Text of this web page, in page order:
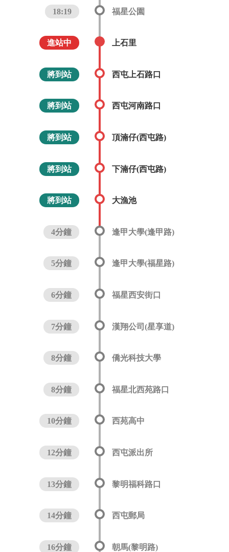
18:19 福星公園
進站中 上石里
將到站 西屯上石路口
將到站 西屯河南路口
將到站 頂湳仔(西屯路)
將到站 下湳仔(西屯路)
將到站 大漁池
4分鐘 逢甲大學(逢甲路)
5分鐘 逢甲大學(福星路)
6分鐘 福星西安街口
7分鐘 漢翔公司(星享道)
8分鐘 僑光科技大學
8分鐘 福星北西苑路口
10分鐘 西苑高中
12分鐘 西屯派出所
13分鐘 黎明福科路口
14分鐘 西屯郵局
16分鐘 朝馬(黎明路)